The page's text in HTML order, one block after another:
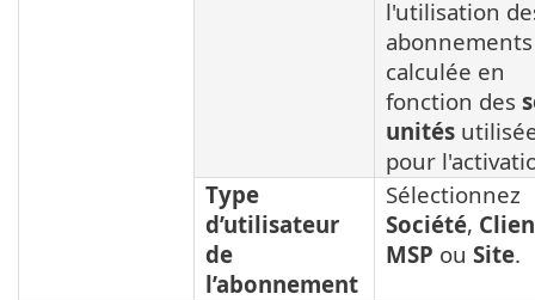
l'utilisation
calculée en
fonction des
unités
pour
Type
d’utilisateur
de
l’abonnement
Sélectionnez
Société,
MSP ou Site.